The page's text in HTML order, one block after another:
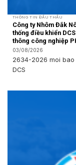
THÔNG TIN ĐẤU THẦU
Công ty Nhôm Đắk
thống điều khiển
thông công nghiệp
03/08/2026
2634-2026 moi bao
DCS